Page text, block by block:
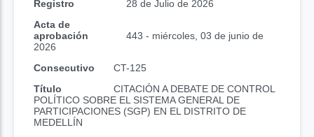
Registro
28 de Julio de 2026
Acta de
aprobación
443 - miércoles, 03 de junio de
2026
Consecutivo
CT-125
Título
CITACIÓN A DEBATE DE CONTROL
POLÍTICO SOBRE EL SISTEMA GENERAL DE
PARTICIPACIONES (SGP) EN EL DISTRITO DE
MEDELLÍN